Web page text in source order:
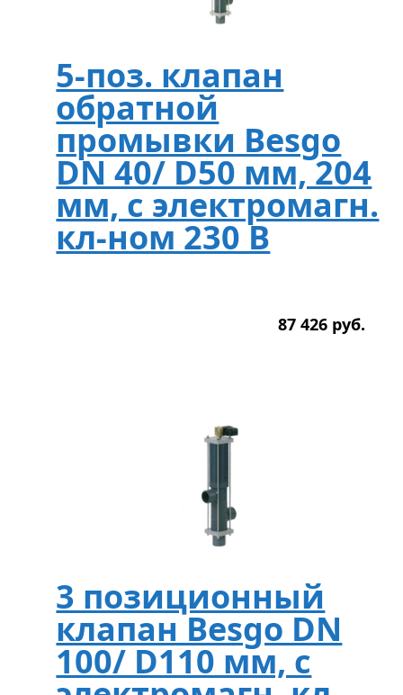
5-поз. клапан
обратной
промывки Besgo
DN 40/ D50 мм, 204
мм, с электромагн.
кл-ном 230 В
87 426 руб.
3 позиционный
клапан Besgo DN
100/ D110 мм, с